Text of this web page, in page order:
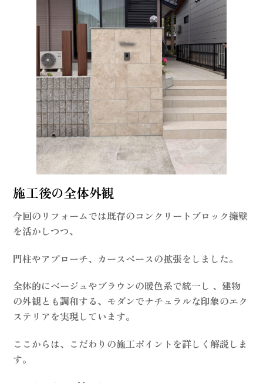
施工後の全体外観
今回のリフォームでは既存のコンクリートブロック擁壁
を活かしつつ、
門柱やアプローチ、カースペースの拡張をしました。
全体的にベージュやブラウンの暖色系で統一し 、建物
の外観とも調和する、モダンでナチュラルな印象のエク
ステリアを実現しています。
ここからは、こだわりの施工ポイントを詳しく解説しま
す。